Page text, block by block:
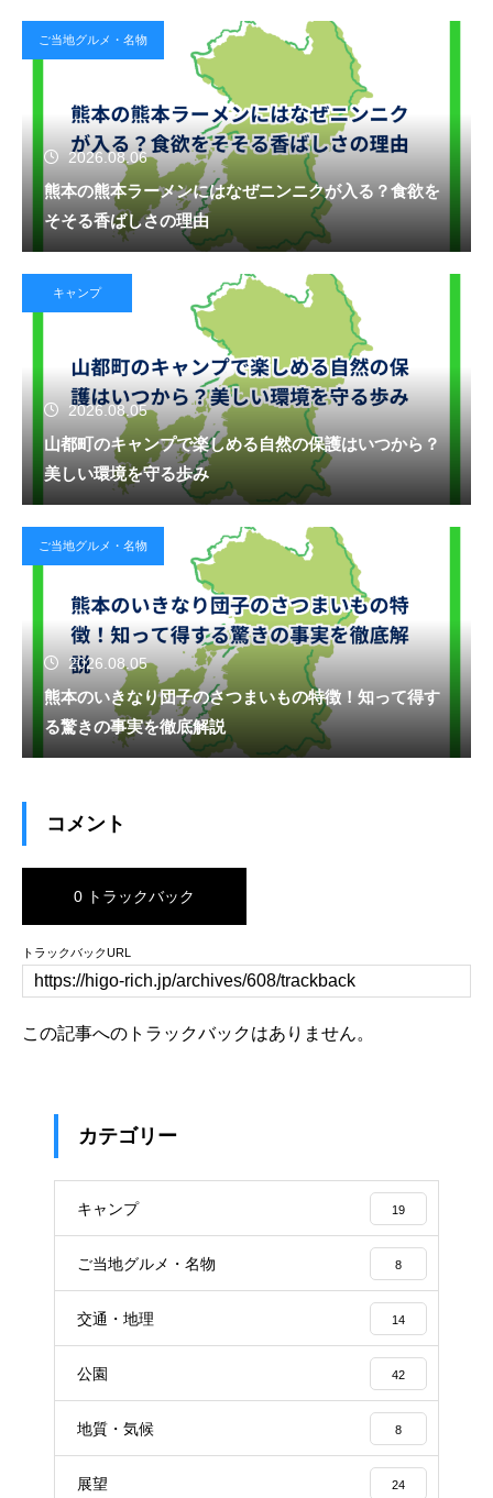
ご当地グルメ・名物
2026.08.06
熊本の熊本ラーメンにはなぜニンニクが入る？食欲を
そそる香ばしさの理由
キャンプ
2026.08.05
山都町のキャンプで楽しめる自然の保護はいつから？
美しい環境を守る歩み
ご当地グルメ・名物
2026.08.05
熊本のいきなり団子のさつまいもの特徴！知って得す
る驚きの事実を徹底解説
コメント
0 トラックバック
トラックバックURL
この記事へのトラックバックはありません。
カテゴリー
キャンプ 19
ご当地グルメ・名物 8
交通・地理 14
公園 42
地質・気候 8
展望 24